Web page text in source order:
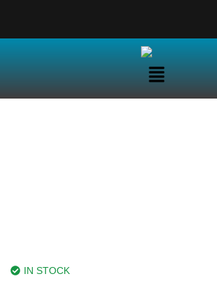
IN STOCK